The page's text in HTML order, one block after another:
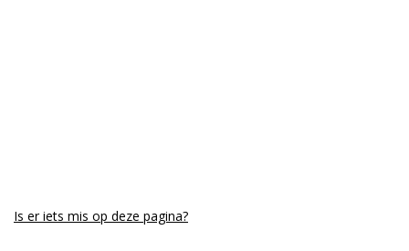
Is er iets mis op deze pagina?